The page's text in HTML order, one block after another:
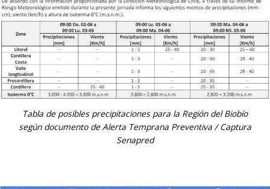
Tabla de posibles precipitaciones para la Región del Biobío
según documento de Alerta Temprana Preventiva / Captura
Senapred